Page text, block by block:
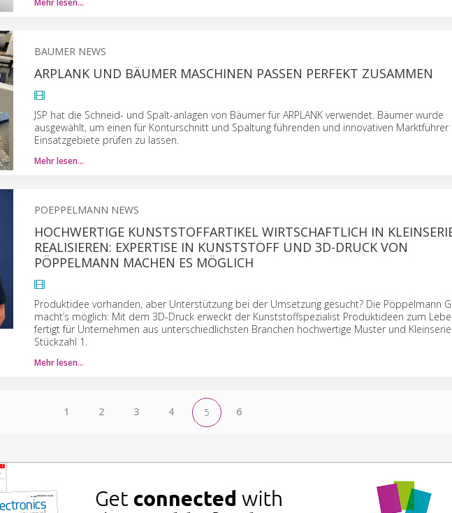
Mehr lesen…
BAUMER NEWS
ARPLANK UND BÄUMER MASCHINEN PASSEN PERFEKT ZUSAMMEN
JSP hat die Schneid- und Spalt-anlagen von Bäumer für ARPLANK verwendet. Bäumer wurde
ausgewählt, um einen für Konturschnitt und Spaltung führenden und innovativen Marktführer
Einsatzgebiete prüfen zu lassen.
Mehr lesen…
POEPPELMANN NEWS
HOCHWERTIGE KUNSTSTOFFARTIKEL WIRTSCHAFTLICH IN
REALISIEREN: EXPERTISE IN KUNSTSTOFF UND 3D-DRUCK VON
PÖPPELMANN MACHEN ES MÖGLICH
Produktidee vorhanden, aber Unterstützung bei der Umsetzung gesucht? Die Pöppelmann
macht’s möglich: Mit dem 3D-Druck erweckt der Kunststoffspezialist Produktideen zum
fertigt für Unternehmen aus unterschiedlichsten Branchen hochwertige Muster und
Stückzahl 1.
Mehr lesen…
1 2 3 4 5 6